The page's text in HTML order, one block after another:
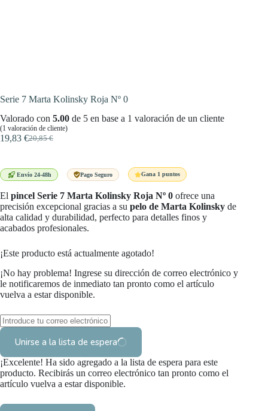
Serie 7 Marta Kolinsky Roja Nº 0
Valorado con 5.00 de 5 en base a 1 valoración de un cliente
(1 valoración de cliente)
20,85€
El
era:
19,83 €El
es:
Envío 24-48h Pago Seguro Gana 1 puntos
El pincel Serie 7 Marta Kolinsky Roja Nº 0 ofrece una
precisión excepcional gracias a su pelo de Marta Kolinsky de
alta calidad y durabilidad, perfecto para detalles finos y
acabados profesionales.
¡Este producto está actualmente agotado!
¡No hay problema! Ingrese su dirección de correo electrónico y
le notificaremos de inmediato tan pronto como el artículo
vuelva a estar disponible.
Unirse a la lista de espera
¡Excelente! Ha sido agregado a la lista de espera para este
producto. Recibirás un correo electrónico tan pronto como el
artículo vuelva a estar disponible.